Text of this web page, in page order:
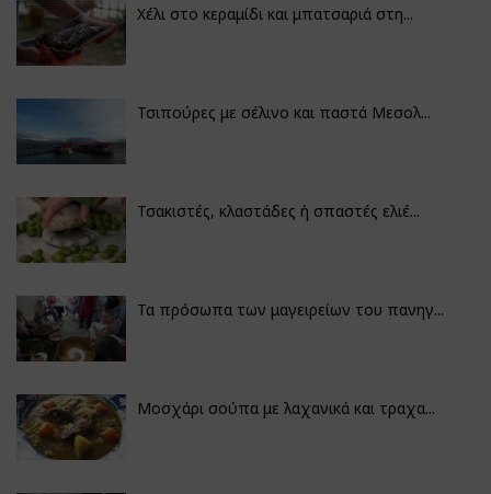
Χέλι στο κεραμίδι και μπατσαριά στη...
Τσιπούρες με σέλινο και παστά Μεσολ...
Τσακιστές, κλαστάδες ή σπαστές ελιέ...
Τα πρόσωπα των μαγειρείων του πανηγ...
Μοσχάρι σούπα με λαχανικά και τραχα...